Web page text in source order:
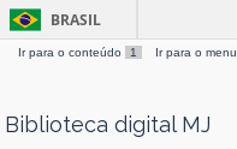
Skip
BRASIL
Ir para o conteúdo 1 Ir para o menu
Biblioteca digital MJ